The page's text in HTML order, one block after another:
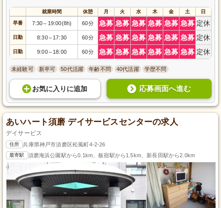
就業時間 休憩 月 火 水 木 金 土 日
早番 7:30～ 19:00(8h) 60分 急募 急募 急募 急募 急募 急募 定休
日勤 8:30～ 17:30 60分 急募 急募 急募 急募 急募 急募 定休
日勤 9:00～ 18:00 60分 急募 急募 急募 急募 急募 急募 定休
未経験可 新卒可 50代活躍 年齢不問 40代活躍 学歴不問
お気に入り に追加 応募画面へ進む
あいハート須磨 デイサービスセンターの求人
デイサービス
住所 兵庫県神戸市須磨区松風町4-2-26
最寄駅 須磨海浜公園駅から0.1km、板宿駅から1.5km、新長田駅から2.0km